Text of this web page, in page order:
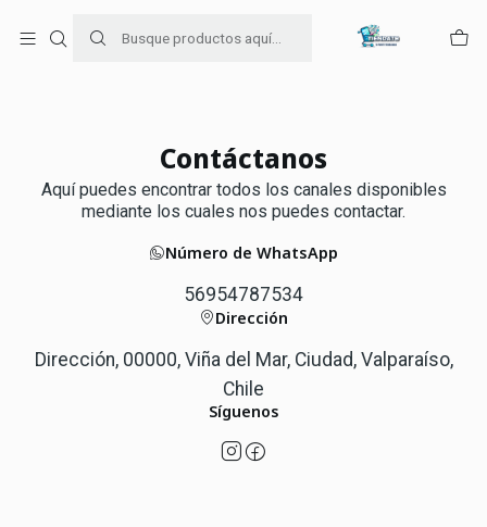
+56954787534
Contáctanos
Aquí puedes encontrar todos los canales disponibles
mediante los cuales nos puedes contactar.
Número de WhatsApp
56954787534
Dirección
Dirección, 00000, Viña del Mar, Ciudad, Valparaíso,
Chile
Síguenos